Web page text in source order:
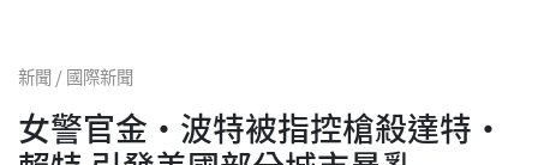
新聞 / 國際新聞
女警官金·波特被指控槍殺達特·